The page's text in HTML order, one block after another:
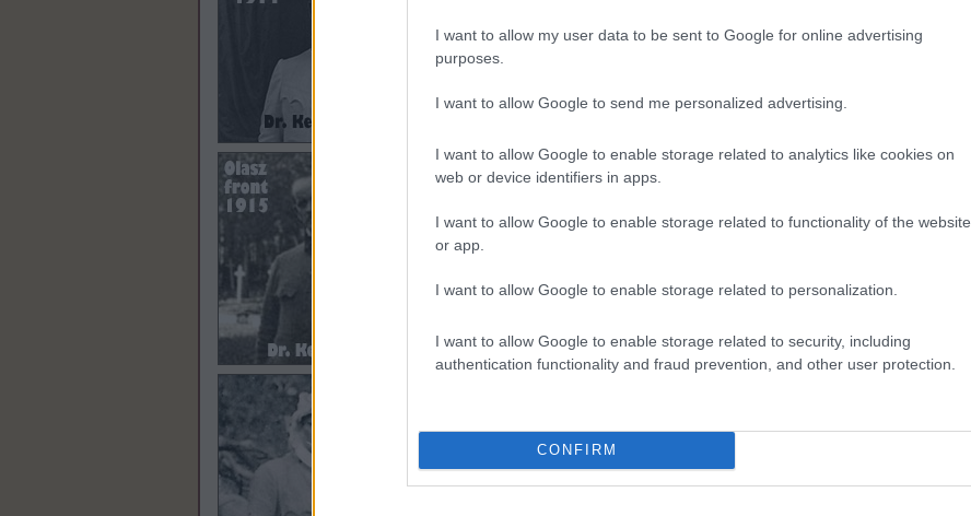
I want to allow my user data to be sent to Google for online advertising
purposes.
I want to allow Google to send me personalized advertising.
I want to allow Google to enable storage related to analytics like cookies on
web or device identifiers in apps.
I want to allow Google to enable storage related to functionality of the website
or app.
I want to allow Google to enable storage related to personalization.
I want to allow Google to enable storage related to security, including
authentication functionality and fraud prevention, and other user protection.
CONFIRM